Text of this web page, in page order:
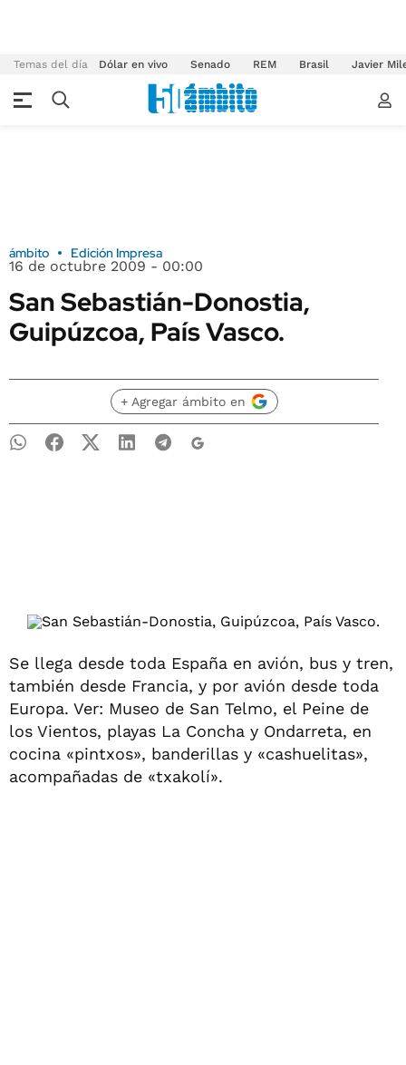
Temas del día Dólar en vivo Senado REM Brasil Javier
ámbito Edición Impresa
16 de octubre 2009 - 00:00
San Sebastián-Donostia,
Guipúzcoa, País Vasco.
+ Agregar ámbito en
Se llega desde toda España en avión, bus y tren,
también desde Francia, y por avión desde toda
Europa. Ver: Museo de San Telmo, el Peine de
los Vientos, playas La Concha y Ondarreta, en
cocina «pintxos», banderillas y «cashuelitas»,
acompañadas de «txakolí».